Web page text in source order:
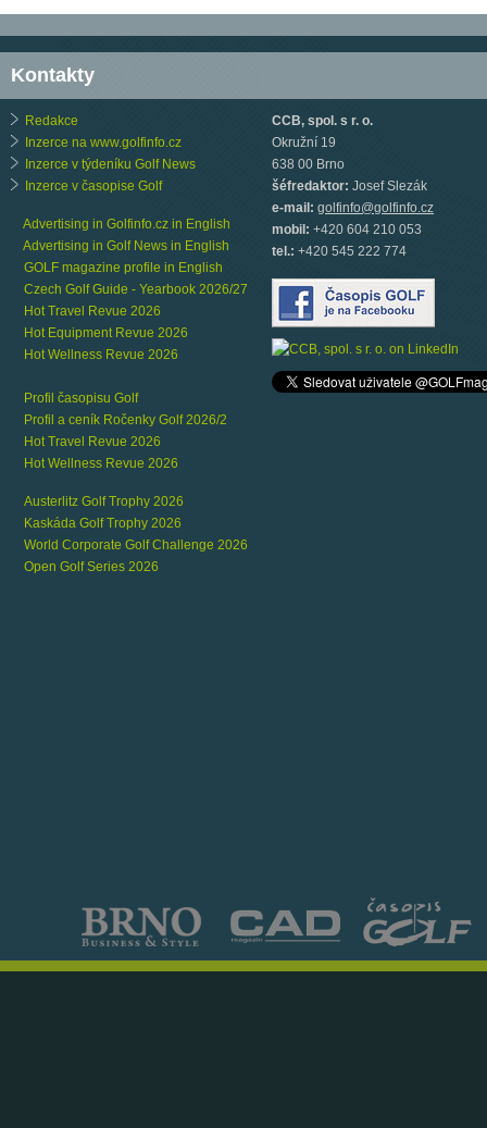
Kontakty
Redakce
Inzerce na www.golfinfo.cz
Inzerce v týdeníku Golf News
Inzerce v časopise Golf
Advertising in Golfinfo.cz in English
Advertising in Golf News in English
GOLF magazine profile in English
Czech Golf Guide - Yearbook 2026/27
Hot Travel Revue 2026
Hot Equipment Revue 2026
Hot Wellness Revue 2026
Profil časopisu Golf
Profil a ceník Ročenky Golf 2026/2
Hot Travel Revue 2026
Hot Wellness Revue 2026
Austerlitz Golf Trophy 2026
Kaskáda Golf Trophy 2026
World Corporate Golf Challenge 2026
Open Golf Series 2026
CCB, spol. s r. o.
Okružní 19
638 00 Brno
šéfredaktor: Josef Slezák
e-mail: golfinfo@golfinfo.cz
mobil: +420 604 210 053
tel.: +420 545 222 774